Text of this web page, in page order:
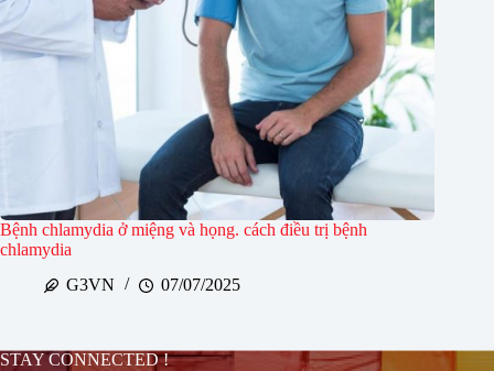
Bệnh chlamydia ở miệng và họng. cách điều trị bệnh
chlamydia
G3VN
07/07/2025
STAY CONNECTED !